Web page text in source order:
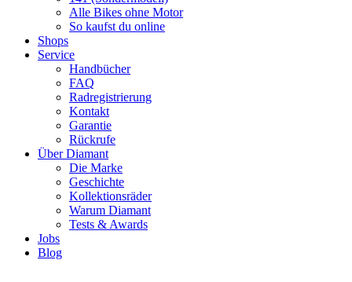
Alle Bikes ohne Motor
So kaufst du online
Shops
Service
Handbücher
FAQ
Radregistrierung
Kontakt
Garantie
Rückrufe
Über Diamant
Die Marke
Geschichte
Kollektionsräder
Warum Diamant
Tests & Awards
Jobs
Blog